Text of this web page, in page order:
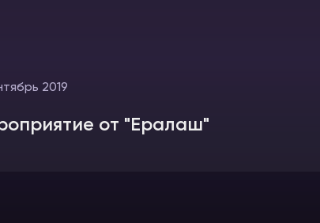
2019
от "Ералаш"